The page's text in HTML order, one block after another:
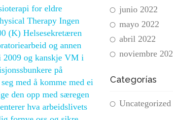
for eldre
Therapy Ingen
(K) Helsesekretæren
og annen
2009 og kanskje VM i
på
med å komme med ei
den opp med særegen
hva arbeidslivets
junio 2022
mayo 2022
abril 2022
noviembre
Categorías
Uncategorized